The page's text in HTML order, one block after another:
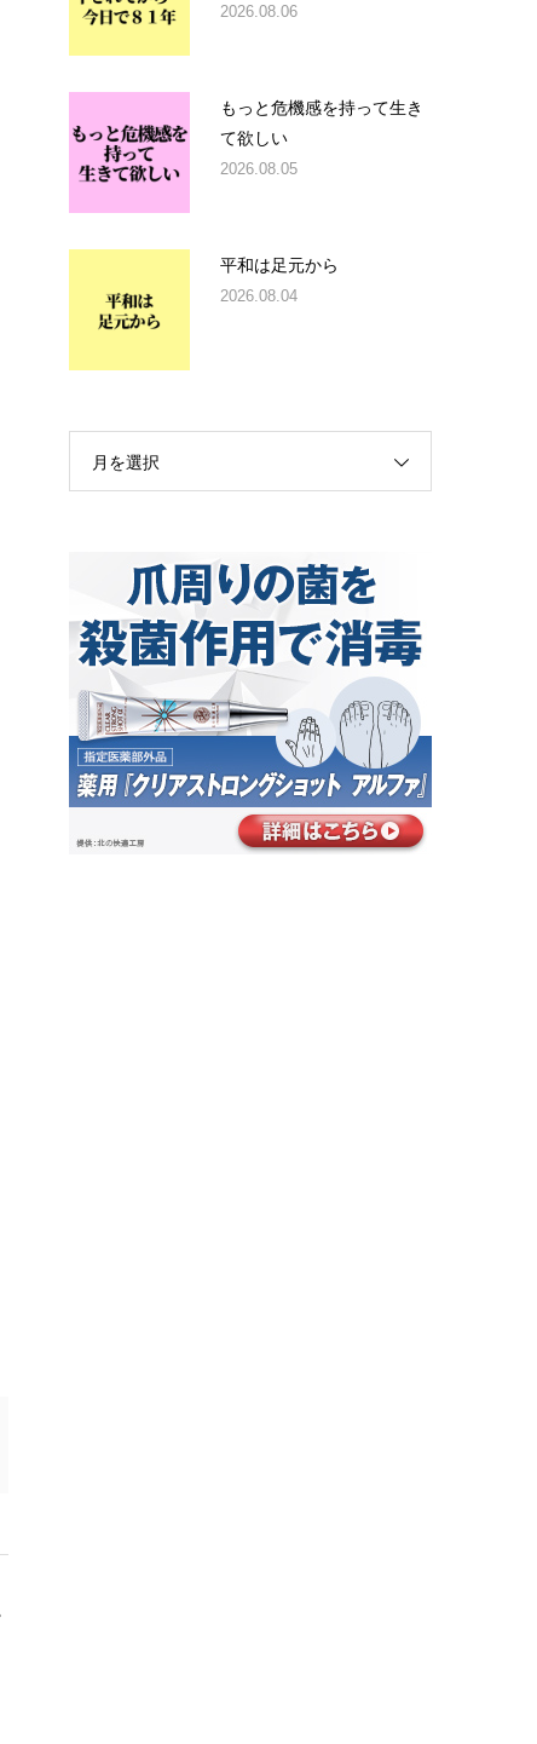
2026.08.06
もっと危機感を持って生き
て欲しい
2026.08.05
平和は足元から
2026.08.04
月を選択